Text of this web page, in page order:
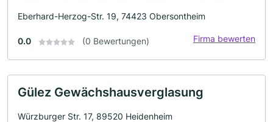
Eberhard-Herzog-Str. 19, 74423 Obersontheim
0.0 (0 Bewertungen) Firma bewerten
Gülez Gewächshausverglasung
Würzburger Str. 17, 89520 Heidenheim